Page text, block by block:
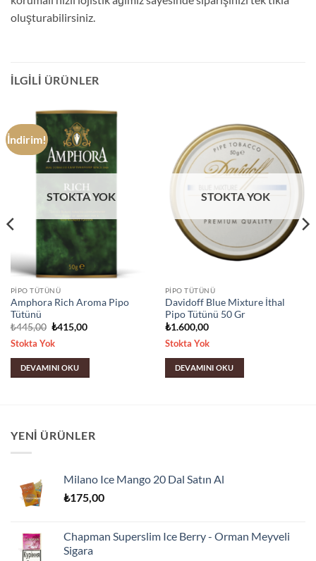
oluşturabilirsiniz.
İLGILI ÜRÜNLER
İndirim!
STOKTA YOK
PIPO TÜTÜNÜ
Amphora Rich Aroma Pipo
Tütünü
₺445,00 Orijinal
₺445,00.
₺415,00Şu
Stokta Yok
DEVAMINI OKU
STOKTA YOK
PIPO TÜTÜNÜ
Davidoff Blue Mixture İthal
Pipo Tütünü 50 Gr
₺1.600,00
Stokta Yok
DEVAMINI OKU
YENI ÜRÜNLER
Milano Ice Mango 20 Dal Satın Al
₺175,00
Chapman Superslim Ice Berry - Orman Meyveli
Sigara